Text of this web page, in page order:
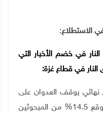
الاستطلاع:
في خضم الأخبار التي
في قطاع غزة:
نهائي بوقف العدوان على
غزة، إذ أكد ذلك 68.5%، بينما توقع 14.5% من المبحوثين